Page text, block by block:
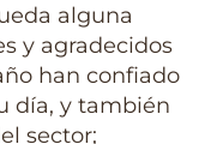
alguna
y agradecidos
han confiado
día, y también
sector;